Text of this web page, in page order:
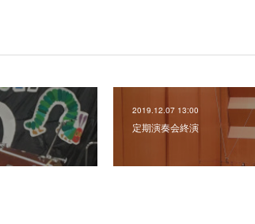
2019.12.07 13:00
定期演奏会終演